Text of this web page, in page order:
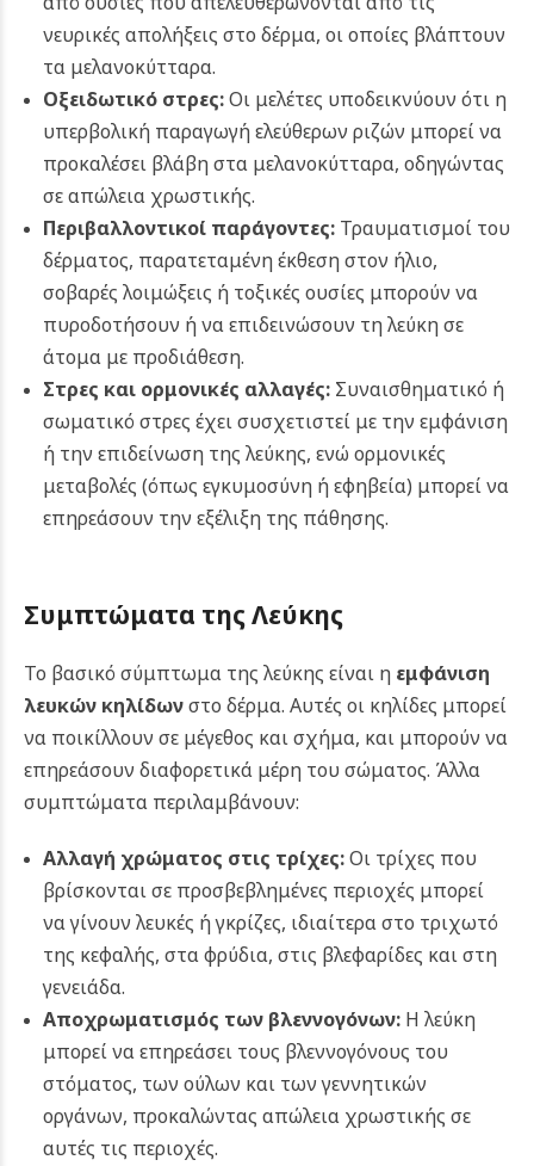
νευρικές απολήξεις στο δέρμα, οι οποίες βλάπτουν
τα μελανοκύτταρα.
Οξειδωτικό στρες:Οι μελέτες υποδεικνύουν ότι η
υπερβολική παραγωγή ελεύθερων ριζών μπορεί να
προκαλέσει βλάβη στα μελανοκύτταρα, οδηγώντας
σε απώλεια χρωστικής.
Περιβαλλοντικοί παράγοντες:Τραυματισμοί του
δέρματος, παρατεταμένη έκθεση στον ήλιο,
σοβαρές λοιμώξεις ή τοξικές ουσίες μπορούν να
πυροδοτήσουν ή να επιδεινώσουν τη λεύκη σε
άτομα με προδιάθεση.
Στρες και ορμονικές αλλαγές:Συναισθηματικό ή
σωματικό στρες έχει συσχετιστεί με την εμφάνιση
ή την επιδείνωση της λεύκης, ενώ ορμονικές
μεταβολές (όπως εγκυμοσύνη ή εφηβεία) μπορεί να
επηρεάσουν την εξέλιξη της πάθησης.
Συμπτώματα της Λεύκης
Το βασικό σύμπτωμα της λεύκης είναι η εμφάνιση
λευκών κηλίδωνστο δέρμα. Αυτές οι κηλίδες μπορεί
να ποικίλλουν σε μέγεθος και σχήμα, και μπορούν να
επηρεάσουν διαφορετικά μέρη του σώματος. Άλλα
συμπτώματα περιλαμβάνουν:
Αλλαγή χρώματος στις τρίχες:Οι τρίχες που
βρίσκονται σε προσβεβλημένες περιοχές μπορεί
να γίνουν λευκές ή γκρίζες, ιδιαίτερα στο τριχωτό
της κεφαλής, στα φρύδια, στις βλεφαρίδες και στη
γενειάδα.
Αποχρωματισμός των βλεννογόνων:Η λεύκη
μπορεί να επηρεάσει τους βλεννογόνους του
στόματος, των ούλων και των γεννητικών
οργάνων, προκαλώντας απώλεια χρωστικής σε
αυτές τις περιοχές.